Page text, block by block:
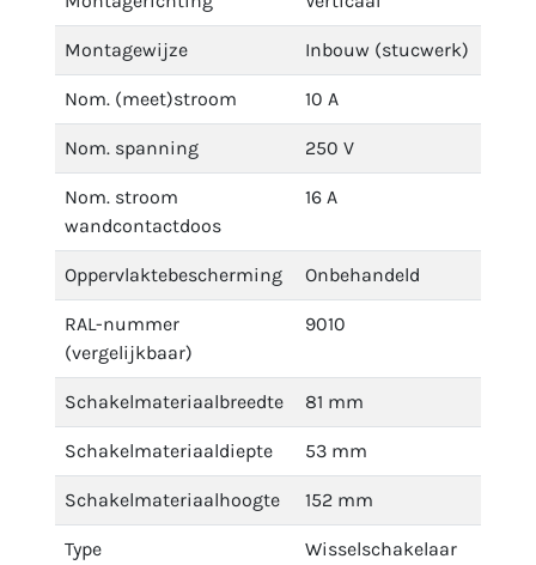
Montagewijze Inbouw (stucwerk)
Nom. (meet)stroom 10 A
Nom. spanning 250 V
Nom. stroom
wandcontactdoos
16 A
Oppervlaktebescherming Onbehandeld
RAL-nummer
(vergelijkbaar)
9010
Schakelmateriaalbreedte 81 mm
Schakelmateriaaldiepte 53 mm
Schakelmateriaalhoogte 152 mm
Type
Wisselschakelaar